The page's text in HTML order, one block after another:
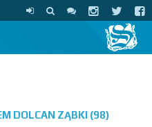
DOLCAN ZĄBKI (98)